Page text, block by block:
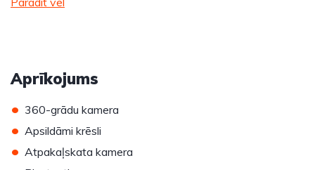
Aprīkojums
• 360-grādu kamera
• Apsildāmi krēsli
• Atpakaļskata kamera